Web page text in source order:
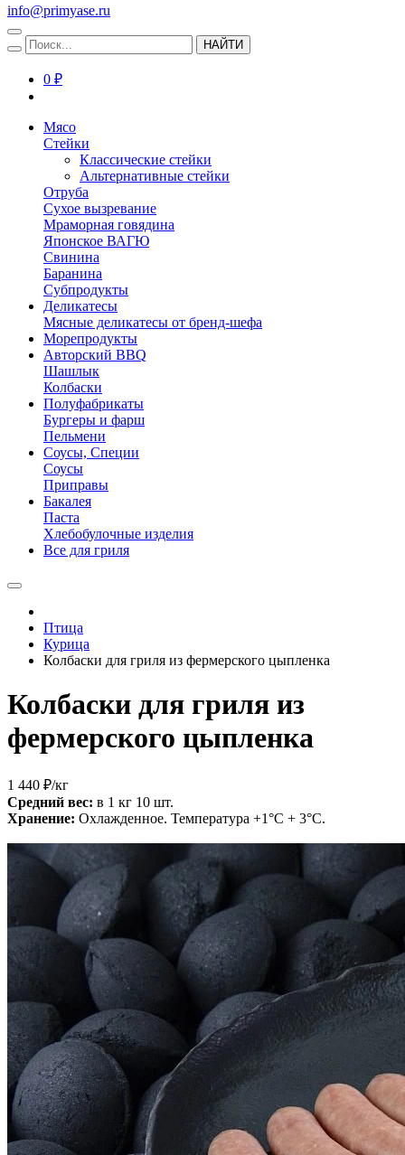
info@primyase.ru
НАЙТИ
0 ₽
Мясо
Стейки
Классические стейки
Альтернативные стейки
Отруба
Сухое вызревание
Мраморная говядина
Японское ВАГЮ
Свинина
Баранина
Субпродукты
Деликатесы
Мясные деликатесы от бренд-шефа
Морепродукты
Авторский BBQ
Шашлык
Колбаски
Полуфабрикаты
Бургеры и фарш
Пельмени
Соусы, Специи
Соусы
Приправы
Бакалея
Паста
Хлебобулочные изделия
Все для гриля
Птица
Курица
Колбаски для гриля из фермерского цыпленка
Колбаски для гриля из
фермерского цыпленка
1 440 ₽/кг
Средний вес: в 1 кг 10 шт.
Хранение: Охлажденное. Температура +1°С + 3°С.